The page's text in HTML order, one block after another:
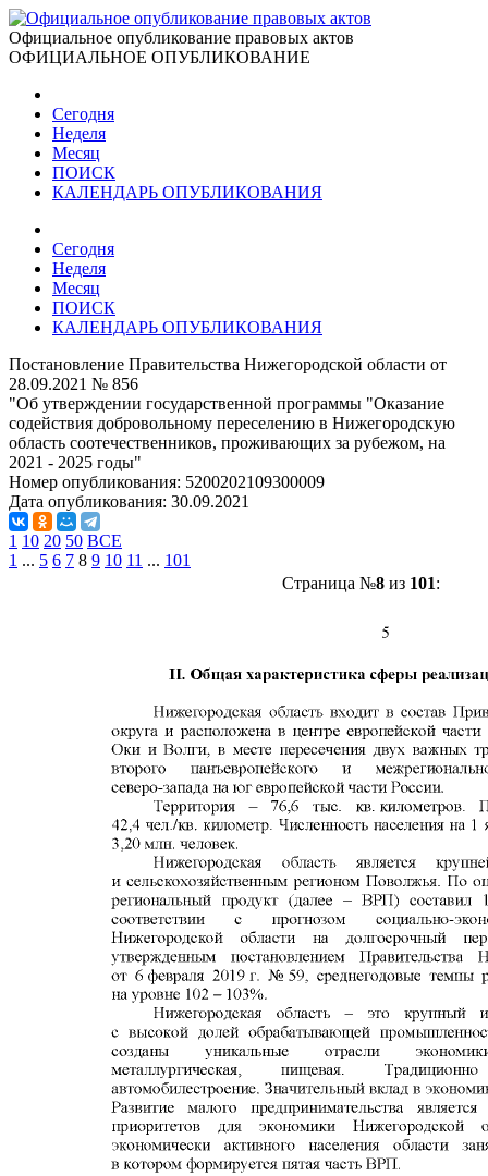
Официальное опубликование правовых актов
ОФИЦИАЛЬНОЕ ОПУБЛИКОВАНИЕ
Сегодня
Неделя
Месяц
ПОИСК
КАЛЕНДАРЬ ОПУБЛИКОВАНИЯ
Сегодня
Неделя
Месяц
ПОИСК
КАЛЕНДАРЬ ОПУБЛИКОВАНИЯ
Постановление Правительства Нижегородской области от
28.09.2021 № 856
"Об утверждении государственной программы "Оказание
содействия добровольному переселению в Нижегородскую
область соотечественников, проживающих за рубежом, на
2021 - 2025 годы"
Номер опубликования: 5200202109300009
Дата опубликования: 30.09.2021
1 10 20 50 ВСЕ
1 ... 5 6 7 8 9 10 11 ... 101
Страница №8из 101: